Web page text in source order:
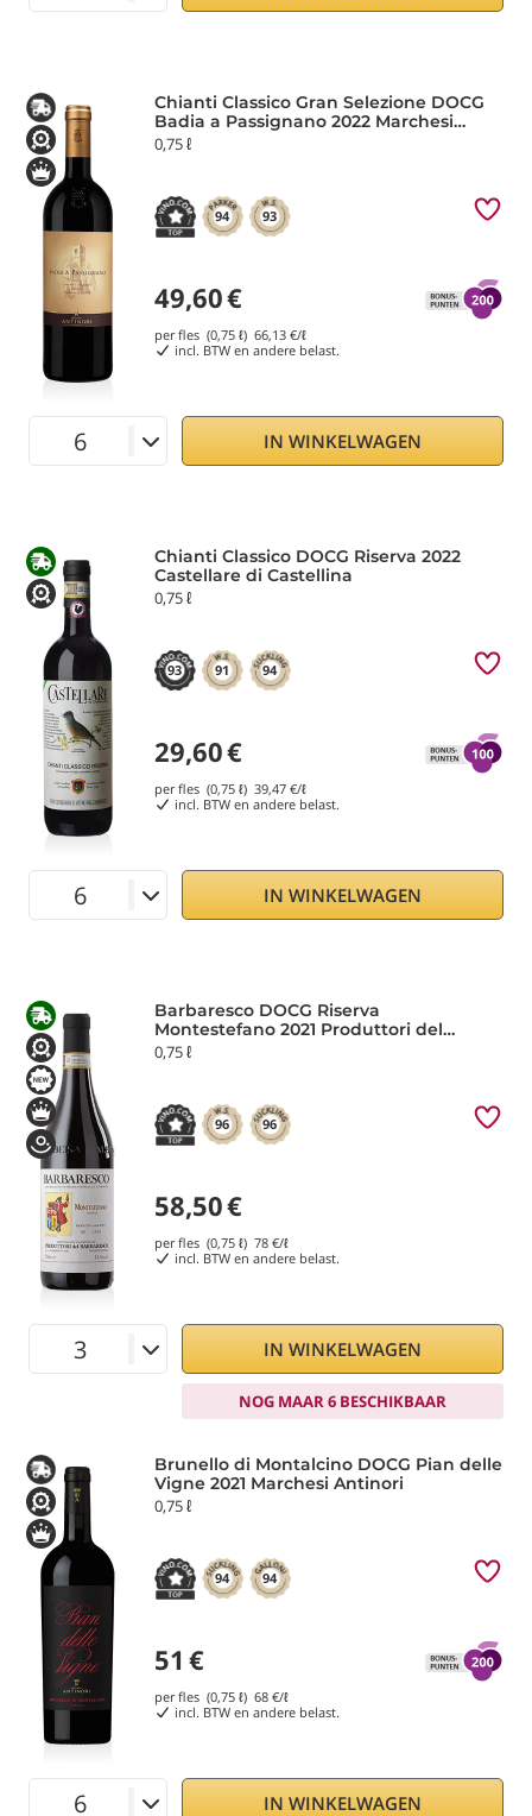
Chianti Classico Gran Selezione DOCG
Badia a Passignano 2022 Marchesi
Antinori
0,75 ℓ
94 93
49,60€
per fles (0,75 ℓ) 66,13 €/ℓ
incl. BTW en andere belast.
IN WINKELWAGEN
Chianti Classico DOCG Riserva 2022
Castellare di Castellina
0,75 ℓ
93 91 94
29,60€
per fles (0,75 ℓ) 39,47 €/ℓ
incl. BTW en andere belast.
IN WINKELWAGEN
Barbaresco DOCG Riserva
Montestefano 2021 Produttori del
Barbaresco
0,75 ℓ
96 96
58,50€
per fles (0,75 ℓ) 78 €/ℓ
incl. BTW en andere belast.
IN WINKELWAGEN
NOG MAAR 6 BESCHIKBAAR
Brunello di Montalcino DOCG Pian delle
Vigne 2021 Marchesi Antinori
0,75 ℓ
94 94
51 €
per fles (0,75 ℓ) 68 €/ℓ
incl. BTW en andere belast.
IN WINKELWAGEN